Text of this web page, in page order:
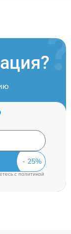
cполитикой